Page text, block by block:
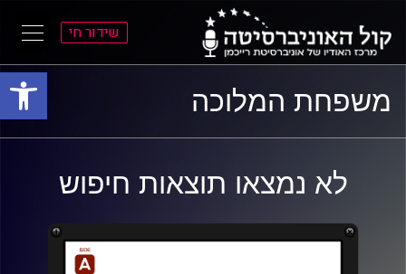
פתח
התפריט
הראשי
התוכן
הראשי
שידור חי
משפחת המלוכה
לא נמצאו תוצאות חיפוש